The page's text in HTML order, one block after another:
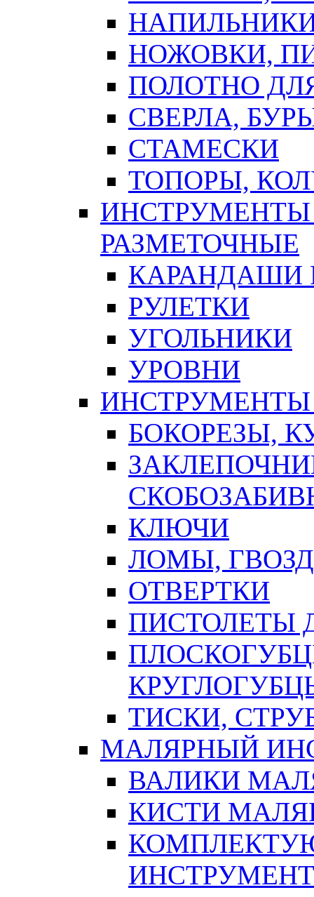
НОЖОВКИ,
ПОЛОТНО
СВЕРЛА,
СТАМЕСКИ
ТОПОРЫ,
ИНСТРУМЕНТЫ
РАЗМЕТОЧНЫЕ
КАРАНДАШИ
РУЛЕТКИ
УГОЛЬНИКИ
УРОВНИ
БОКОРЕЗЫ,
КЛЮЧИ
ЛОМЫ,
ОТВЕРТКИ
ПИСТОЛЕТЫ
ТИСКИ,
МАЛЯРНЫЙ
ВАЛИКИ
КИСТИ